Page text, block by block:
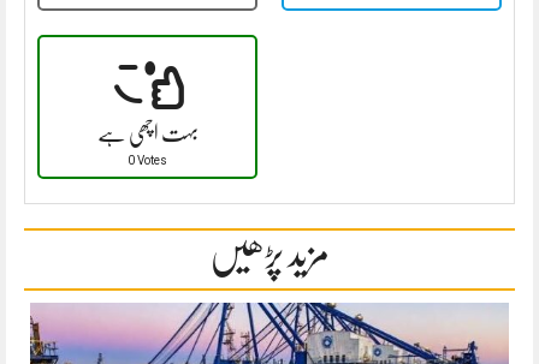
بہت اچھی ہے
0 Votes
مزید پڑھیں